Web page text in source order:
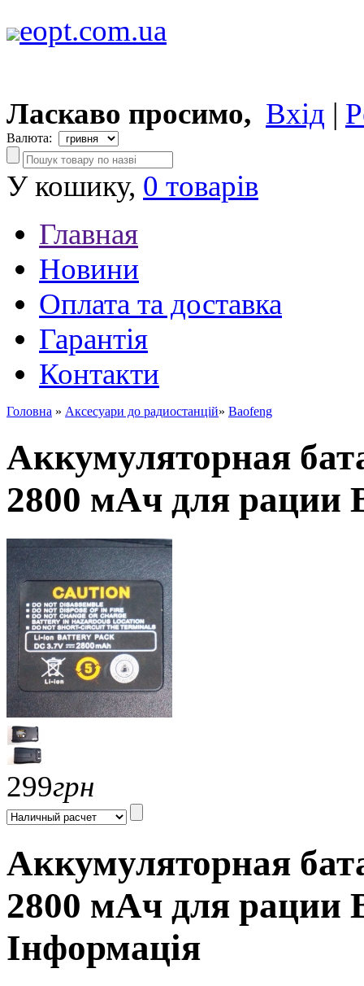
eopt.com.ua
Ласкаво просимо, Вхід |
Валюта:
У кошику, 0 товарів
Главная
Новини
Оплата та доставка
Гарантія
Контакти
Головна » Аксесуари до радиостанцій» Baofeng
Аккумуляторная
2800 мАч для рации
299грн
Аккумуляторная
2800 мАч для рации
Інформація